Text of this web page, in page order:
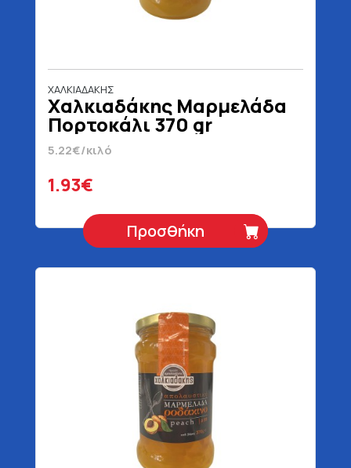
ΧΑΛΚΙΑΔΑΚΗΣ
Χαλκιαδάκης Μαρμελάδα
Πορτοκάλι 370 gr
5.22€/κιλό
1.93€
Προσθήκη